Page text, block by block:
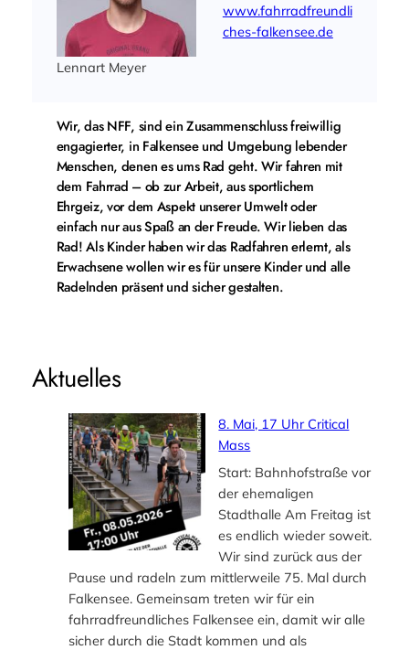
Lennart Meyer
www.fahrradfreundli
ches-falkensee.de
Wir, das NFF, sind ein Zusammenschluss freiwillig
engagierter, in Falkensee und Umgebung lebender
Menschen, denen es ums Rad geht. Wir fahren mit
dem Fahrrad – ob zur Arbeit, aus sportlichem
Ehrgeiz, vor dem Aspekt unserer Umwelt oder
einfach nur aus Spaß an der Freude. Wir lieben das
Rad! Als Kinder haben wir das Radfahren erlernt, als
Erwachsene wollen wir es für unsere Kinder und alle
Radelnden präsent und sicher gestalten.
Aktuelles
8. Mai, 17 Uhr Critical
Mass
Start: Bahnhofstraße vor
der ehemaligen
Stadthalle Am Freitag ist
es endlich wieder soweit.
Wir sind zurück aus der
Pause und radeln zum mittlerweile 75. Mal durch
Falkensee. Gemeinsam treten wir für ein
fahrradfreundliches Falkensee ein, damit wir alle
sicher durch die Stadt kommen und als